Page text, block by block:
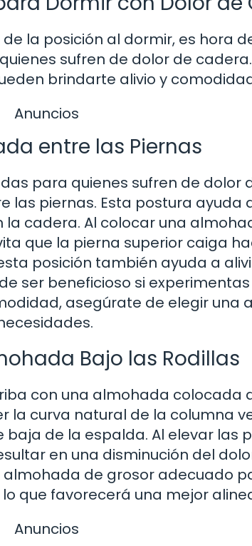
la posición al dormir, es hora
sufren de dolor de
brindarte alivio y
Anuncios
entre las Piernas
para quienes sufren de dolor
las piernas. Esta postura ayuda
la cadera. Al colocar una
que la pierna superior caiga
posición también ayuda a
ser beneficioso si
asegúrate de elegir una
Bajo las Rodillas
con una almohada colocada
la curva natural de la columna
de la espalda. Al elevar las
en una disminución del
de grosor adecuado
que favorecerá una mejor
Anuncios